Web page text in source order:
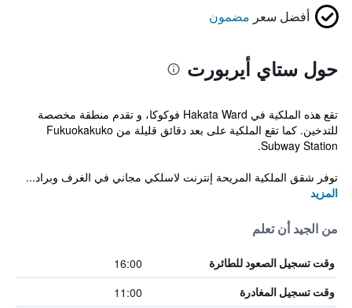
أفضل سعر مضمون
حول ستاي أيربورت
تقع هذه الملكية في Hakata Ward فوكوكا، و تقدم منطقة مخصصة
للتدخين. كما تقع الملكية على بعد دقائق قليلة من Fukuokakuko
Subway Station.
توفر شقق الملكية المريحة إنترنت لاسلكي مجاني في الغرف وبراد...
المزيد
من الجيد أن تعلم
وقت تسجيل الصعود للطائرة 16:00
وقت تسجيل المغادرة 11:00